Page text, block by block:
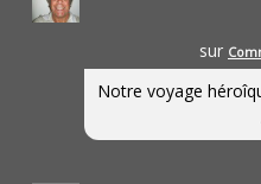
sur
Notre voyage